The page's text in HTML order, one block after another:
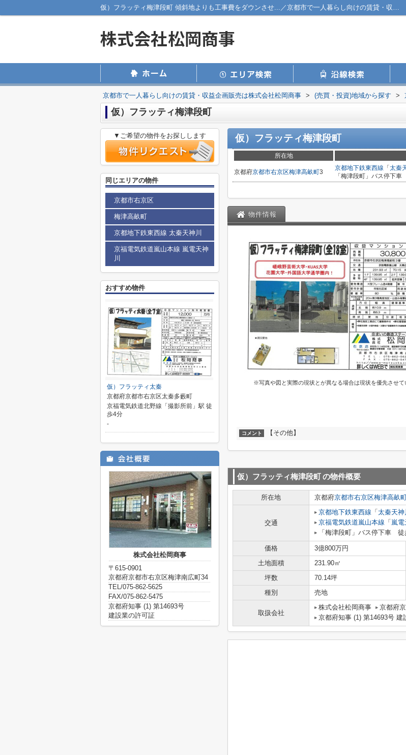
仮）フラッティ梅津段町 傾斜地よりも工事費をダウンさせ...／京都市で一人暮らし向けの賃貸・収益企画販売は株式会社松岡商事
京都市で一人暮らし向けの賃貸・収益企画販売は株式会社松岡商事 > (売買・投資)地域から探す >
仮）フラッティ梅津段町
仮）フラッティ梅津段町
所在地
京都府京都市右京区梅津高畝町3
京都地下鉄東西線 「 太秦
「梅津段町」バス停下
物件情報
※写真や図と実際の現状とが異なる場合は現状を優先させて
コメント 【その他】
仮）フラッティ梅津段町の物件概要
所在地 京都府京都市右京区梅津高畝
交通
京都地下鉄東西線 「 太秦天神
京福電気鉄道嵐山本線 「 嵐電
「梅津段町」バス停下車 徒
価格 3億800万円
土地面積
231.90㎡
坪数
70.14坪
種別
売地
取扱会社
株式会社松岡商事 京都府
京都府知事 (1) 第14693号 建
▼ご希望の物件をお探しします
同じエリアの物件
京都市右京区
梅津高畝町
京都地下鉄東西線 太秦天神川
京福電気鉄道嵐山本線 嵐電天神
川
おすすめ物件
仮）フラッティ太秦
京都府京都市右京区太秦多藪町
京福電気鉄道北野線「撮影所前」駅 徒
歩4分
-
株式会社松岡商事
〒615-0901
京都府京都市右京区梅津南広町34
TEL/075-862-5625
FAX/075-862-5475
京都府知事 (1) 第14693号
建設業の許可証